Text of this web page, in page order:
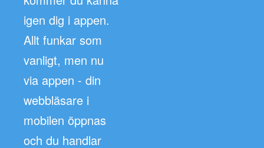
igen dig i appen.
Allt funkar som
vanligt, men nu
via appen - din
webbläsare i
mobilen öppnas
och du handlar